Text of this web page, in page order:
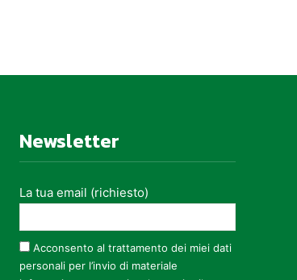
Newsletter
La tua email (richiesto)
Acconsento al trattamento dei miei dati
personali per l’invio di materiale